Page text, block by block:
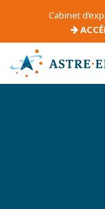
Cabinet